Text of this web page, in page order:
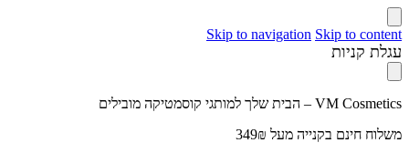
Skip to navigation Skip to content
עגלת קניות
VM Cosmetics – הבית שלך למותגי קוסמטיקה מובילים
משלוח חינם בקנייה מעל 349₪